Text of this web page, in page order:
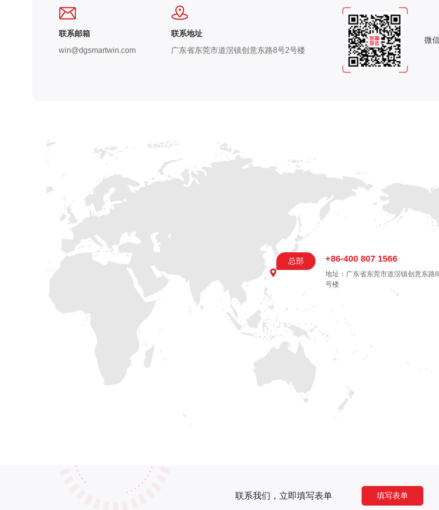
联系邮箱
win@dgsmartwin.com
联系地址
广东省东莞市道滘镇创意东路8号2号楼
微
总部 +86-400 807 1566
地址：广东省东莞市道滘镇创意东路
号楼
联系我们，立即填写表单 填写表单